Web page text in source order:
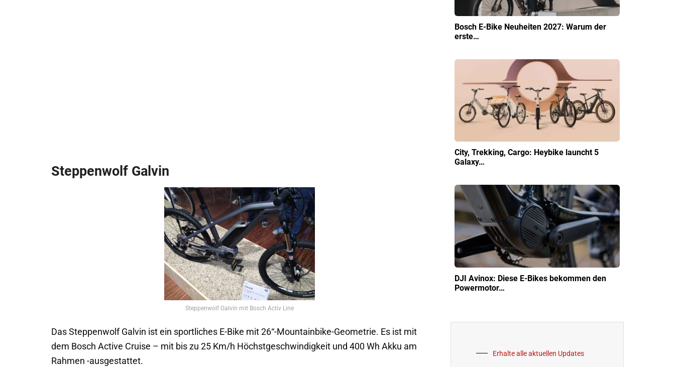
Steppenwolf Galvin
Steppenwolf Galvin mit Bosch Activ Line
Das Steppenwolf Galvin ist ein sportliches E-Bike mit 26“-Mountainbike-Geometrie. Es ist mit
dem Bosch Active Cruise – mit bis zu 25 Km/h Höchstgeschwindigkeit und 400 Wh Akku am
Rahmen -ausgestattet.
Bosch E-Bike Neuheiten 2027: Warum der
erste…
City, Trekking, Cargo: Heybike launcht 5
Galaxy…
DJI Avinox: Diese E-Bikes bekommen den
Powermotor…
Erhalte alle aktuellen Updates